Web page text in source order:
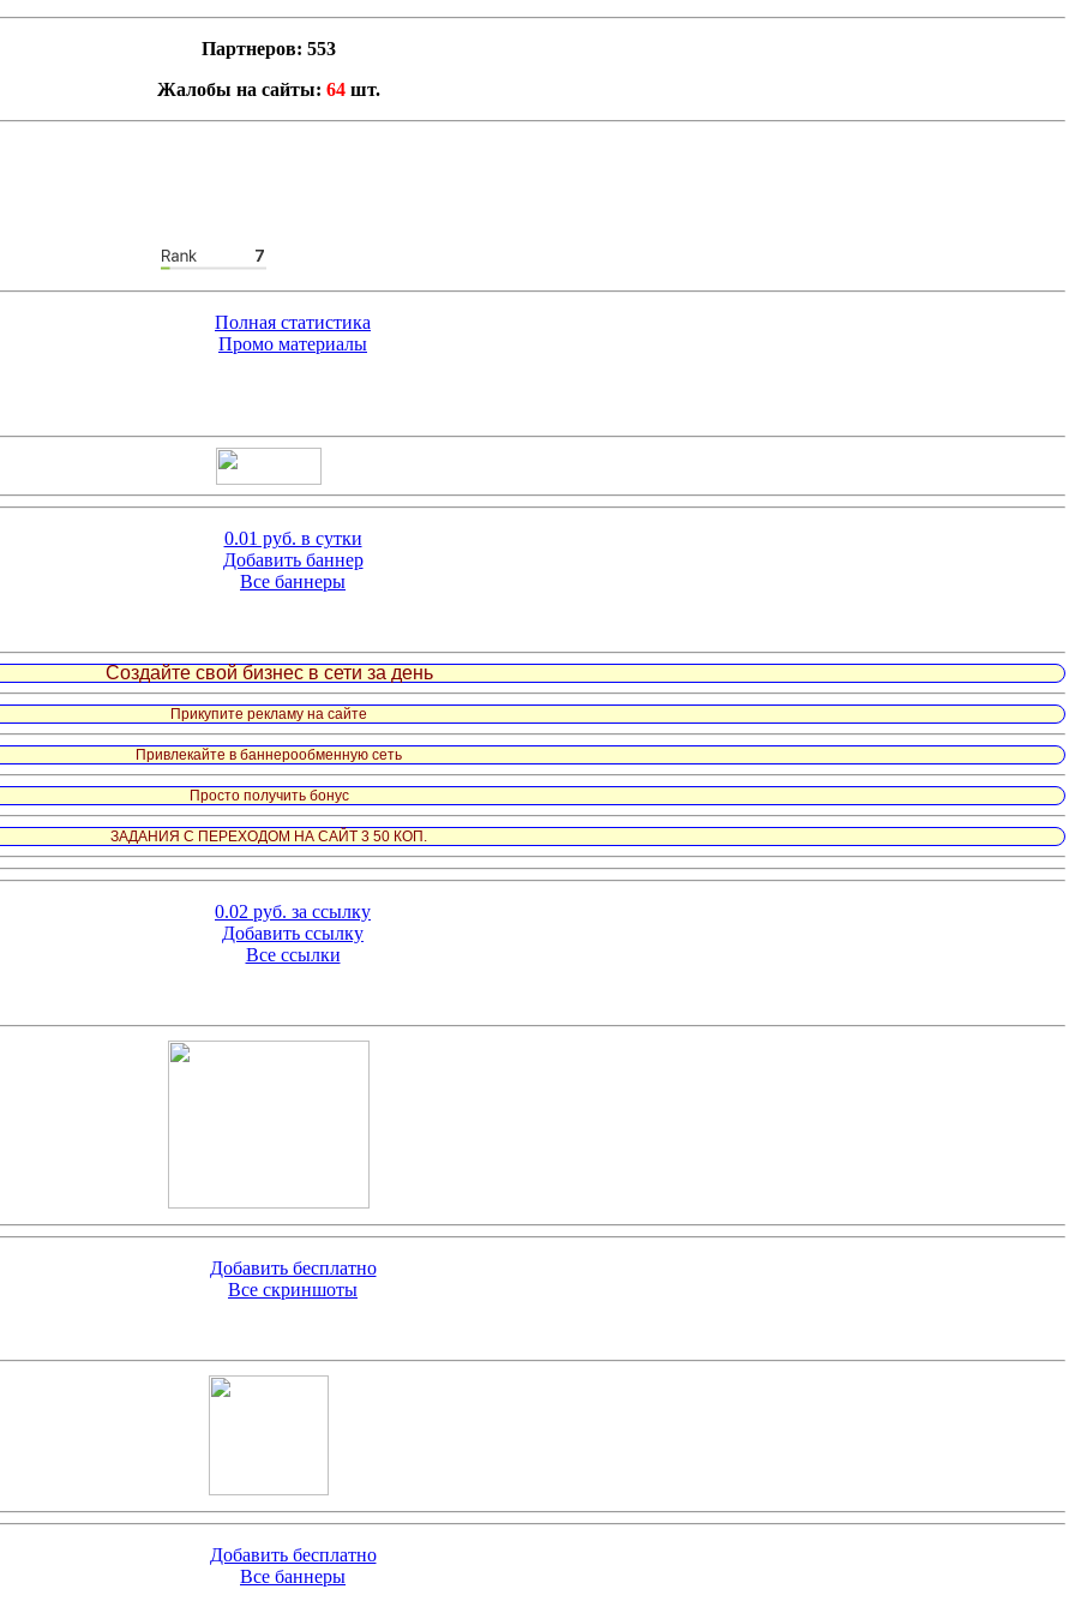
Партнеров: 553
Жалобы на сайты: 64 шт.
Полная статистика
Промо материалы
0.01 руб. в сутки
Добавить баннер
Все баннеры
Создайте свой бизнес в сети за день
Прикупите рекламу на сайте
Привлекайте в баннерообменную сеть
Просто получить бонус
ЗАДАНИЯ С ПЕРЕХОДОМ НА САЙТ 3 50 КОП.
0.02 руб. за ссылку
Добавить ссылку
Все ссылки
Добавить бесплатно
Все скриншоты
Добавить бесплатно
Все баннеры